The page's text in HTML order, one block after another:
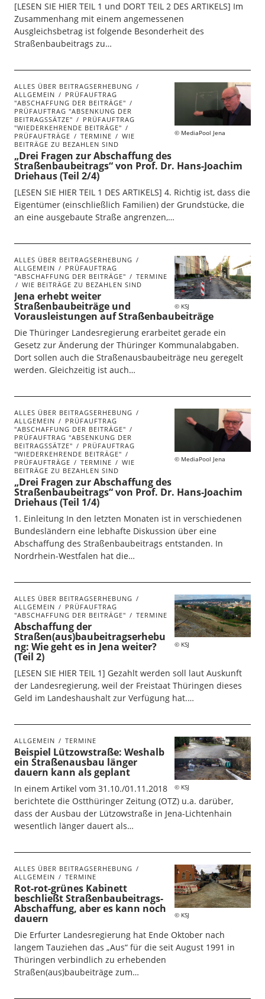
[LESEN SIE HIER TEIL 1 und DORT TEIL 2 DES ARTIKELS] Im
Zusammenhang mit einem angemessenen
Ausgleichsbetrag ist folgende Besonderheit des
Straßenbaubeitrags zu…
MediaPool Jena
ALLES ÜBER BEITRAGSERHEBUNG
ALLGEMEIN
PRÜFAUFTRAG
"ABSCHAFFUNG DER BEITRÄGE"
PRÜFAUFTRAG "ABSENKUNG DER
BEITRAGSSÄTZE"
PRÜFAUFTRAG
"WIEDERKEHRENDE BEITRÄGE"
PRÜFAUFTRÄGE
TERMINE
WIE
BEITRÄGE ZU BEZAHLEN SIND
„Drei Fragen zur Abschaffung des
Straßenbaubeitrags“ von Prof. Dr. Hans-Joachim
Driehaus (Teil 2/4)
[LESEN SIE HIER TEIL 1 DES ARTIKELS] 4. Richtig ist, dass die
Eigentümer (einschließlich Familien) der Grundstücke, die
an eine ausgebaute Straße angrenzen,…
KSJ
ALLES ÜBER BEITRAGSERHEBUNG
ALLGEMEIN
PRÜFAUFTRAG
"ABSCHAFFUNG DER BEITRÄGE"
TERMINE
WIE BEITRÄGE ZU BEZAHLEN SIND
Jena erhebt weiter
Straßenbaubeiträge und
Vorausleistungen auf Straßenbaubeiträge
Die Thüringer Landesregierung erarbeitet gerade ein
Gesetz zur Änderung der Thüringer Kommunalabgaben.
Dort sollen auch die Straßenausbaubeiträge neu geregelt
werden. Gleichzeitig ist auch…
MediaPool Jena
ALLES ÜBER BEITRAGSERHEBUNG
ALLGEMEIN
PRÜFAUFTRAG
"ABSCHAFFUNG DER BEITRÄGE"
PRÜFAUFTRAG "ABSENKUNG DER
BEITRAGSSÄTZE"
PRÜFAUFTRAG
"WIEDERKEHRENDE BEITRÄGE"
PRÜFAUFTRÄGE
TERMINE
WIE
BEITRÄGE ZU BEZAHLEN SIND
„Drei Fragen zur Abschaffung des
Straßenbaubeitrags“ von Prof. Dr. Hans-Joachim
Driehaus (Teil 1/4)
1. Einleitung In den letzten Monaten ist in verschiedenen
Bundesländern eine lebhafte Diskussion über eine
Abschaffung des Straßenbaubeitrags entstanden. In
Nordrhein-Westfalen hat die…
KSJ
ALLES ÜBER BEITRAGSERHEBUNG
ALLGEMEIN
PRÜFAUFTRAG
"ABSCHAFFUNG DER BEITRÄGE"
TERMINE
Abschaffung der
Straßen(aus)baubeitragserhebu
ng: Wie geht es in Jena weiter?
(Teil 2)
[LESEN SIE HIER TEIL 1] Gezahlt werden soll laut Auskunft
der Landesregierung, weil der Freistaat Thüringen dieses
Geld im Landeshaushalt zur Verfügung hat.…
KSJ
ALLGEMEIN TERMINE
Beispiel Lützowstraße: Weshalb
ein Straßenausbau länger
dauern kann als geplant
In einem Artikel vom 31.10./01.11.2018
berichtete die Ostthüringer Zeitung (OTZ) u.a. darüber,
dass der Ausbau der Lützowstraße in Jena-Lichtenhain
wesentlich länger dauert als…
KSJ
ALLES ÜBER BEITRAGSERHEBUNG
ALLGEMEIN
TERMINE
Rot-rot-grünes Kabinett
beschließt Straßenbaubeitrags-
Abschaffung, aber es kann noch
dauern
Die Erfurter Landesregierung hat Ende Oktober nach
langem Tauziehen das „Aus“ für die seit August 1991 in
Thüringen verbindlich zu erhebenden
Straßen(aus)baubeiträge zum…